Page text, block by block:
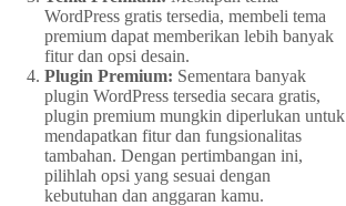
WordPress gratis tersedia, membeli tema
premium dapat memberikan lebih banyak
fitur dan opsi desain.
Plugin Premium: Sementara banyak
plugin WordPress tersedia secara gratis,
plugin premium mungkin diperlukan untuk
mendapatkan fitur dan fungsionalitas
tambahan. Dengan pertimbangan ini,
pilihlah opsi yang sesuai dengan
kebutuhan dan anggaran kamu.